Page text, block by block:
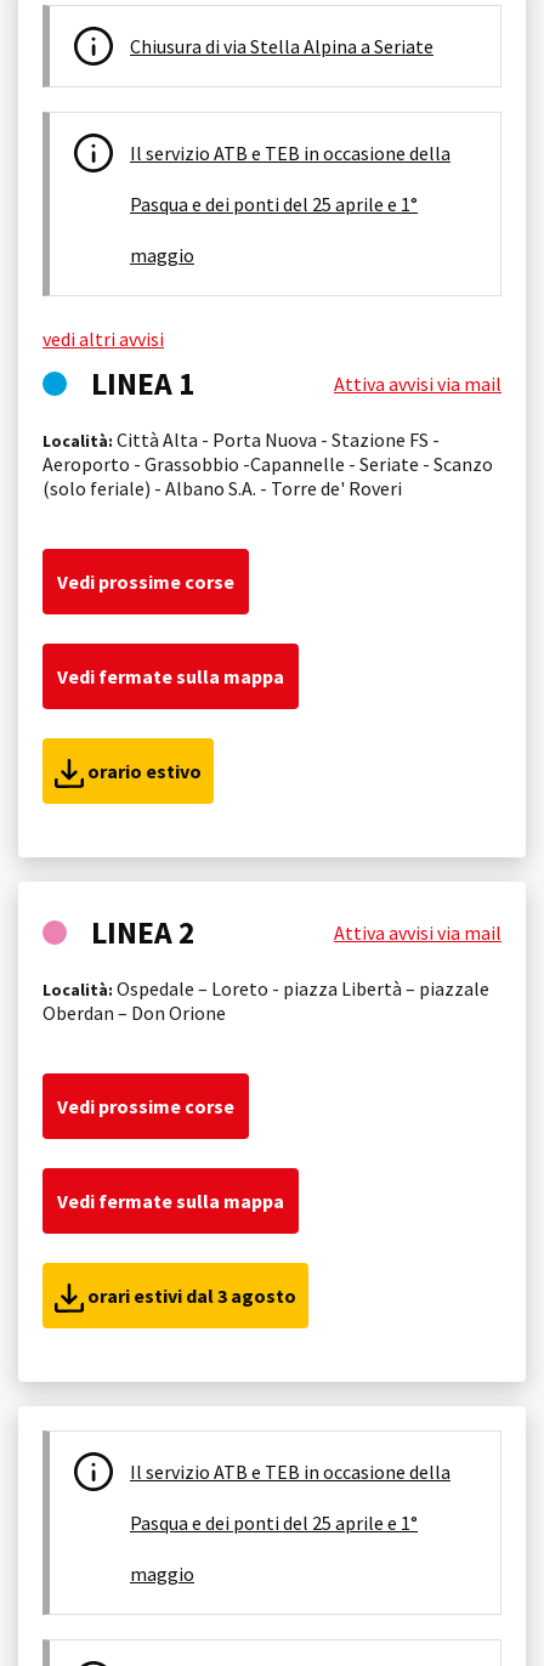
Chiusura di via Stella Alpina a Seriate
Il servizio ATB e TEB in occasione della
Pasqua e dei ponti del 25 aprile e 1°
maggio
vedi altri avvisi
LINEA 1 Attiva avvisi via mail
Località: Città Alta - Porta Nuova - Stazione FS -
Aeroporto - Grassobbio -Capannelle - Seriate - Scanzo
(solo feriale) - Albano S.A. - Torre de' Roveri
Vedi prossime corse
Vedi fermate sulla mappa
orario estivo
LINEA 2 Attiva avvisi via mail
Località: Ospedale – Loreto - piazza Libertà – piazzale
Oberdan – Don Orione
Vedi prossime corse
Vedi fermate sulla mappa
orari estivi dal 3 agosto
Il servizio ATB e TEB in occasione della
Pasqua e dei ponti del 25 aprile e 1°
maggio